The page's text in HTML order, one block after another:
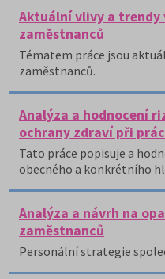
Aktuální vlivy a trendy
zaměstnanců
Tématem práce jsou
zaměstnanců.
Analýza a hodnocení
ochrany zdraví při
Tato práce popisuje a
obecného a konkrétního
Analýza a návrh na
zaměstnanců
Personální strategie